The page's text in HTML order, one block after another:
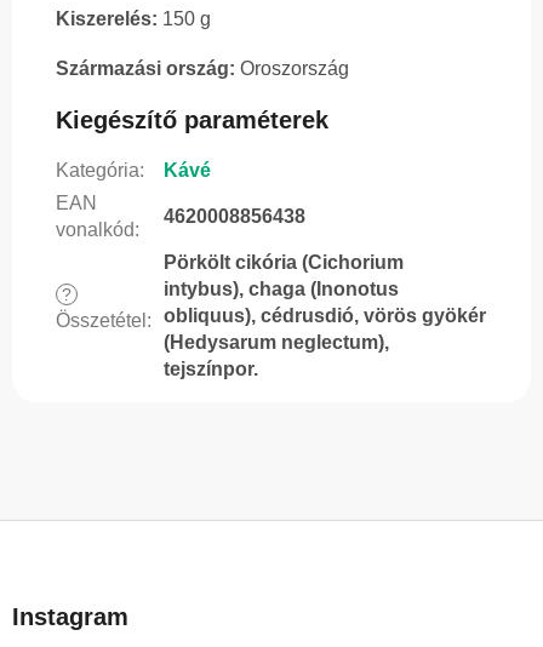
Kiszerelés: 150 g
Származási ország: Oroszország
Kiegészítő paraméterek
Kategória:
Kávé
EAN
vonalkód:
4620008856438
?
Összetétel :
Pörkölt cikória (Cichorium
intybus), chaga (Inonotus
obliquus), cédrusdió, vörös gyökér
(Hedysarum neglectum),
tejszínpor.
bInstagram